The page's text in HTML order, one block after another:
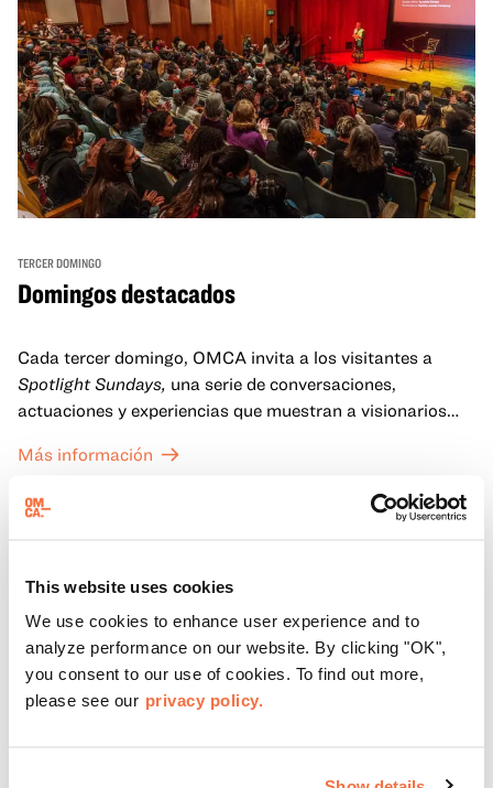
This website uses cookies
We use cookies to enhance user experience and to
analyze performance on our website. By clicking "OK",
you consent to our use of cookies. To find out more,
please see our privacy policy.
TERCER DOMINGO
Domingos destacados
Cada tercer domingo, OMCA invita a los visitantes a
Spotlight Sundays, una serie de conversaciones,
actuaciones y experiencias que muestran a visionarios
Más información